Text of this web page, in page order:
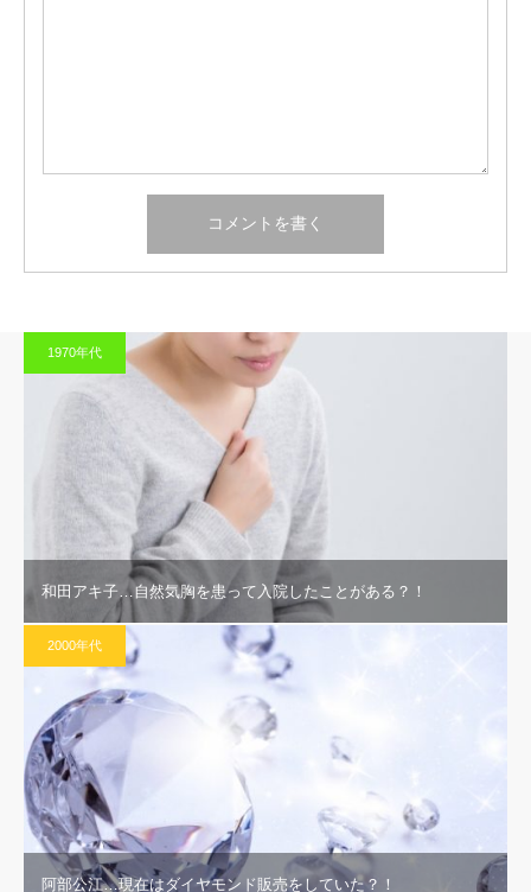
1970年代
和田アキ子…自然気胸を患って入院したことがある？！
2000年代
阿部公江…現在はダイヤモンド販売をしていた？！